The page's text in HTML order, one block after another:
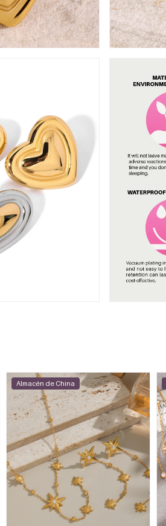
Almacén de China